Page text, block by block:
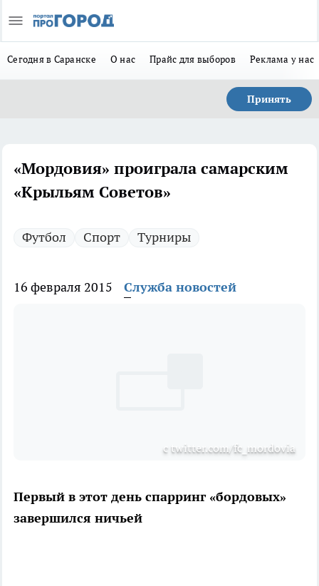
Сегодня в Саранске О нас Прайс для выборов Реклама у нас
Принять
«Мордовия» проиграла самарским
«Крыльям Советов»
Футбол Спорт Турниры
16 февраля 2015 Служба новостей
с twitter.com/fc_mordovia
Первый в этот день спарринг «бордовых»
завершился ничьей